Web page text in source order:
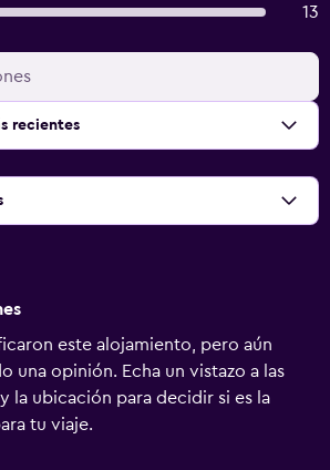
13
recientes
este alojamiento, pero aún
una opinión. Echa un vistazo a las
la ubicación para decidir si es la
tu viaje.